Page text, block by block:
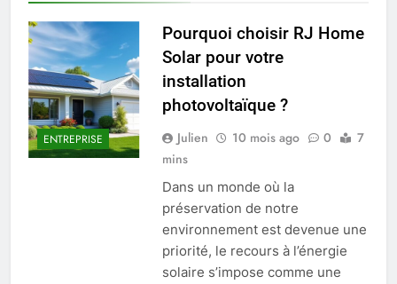
ENTREPRISE
Pourquoi choisir RJ Home
Solar pour votre
installation
photovoltaïque ?
Julien 10 mois ago 0
7
mins
Dans un monde où la
préservation de notre
environnement est devenue une
priorité, le recours à l’énergie
solaire s’impose comme une